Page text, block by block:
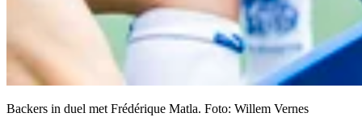
Backers in duel met Frédérique Matla. Foto: Willem Vernes